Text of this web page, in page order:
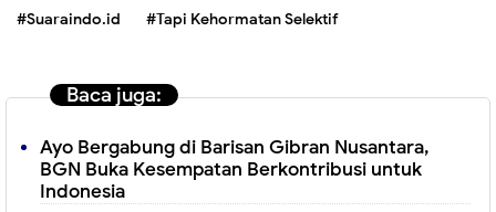
#Suaraindo.id
#Tapi Kehormatan Selektif
Baca juga:
Ayo Bergabung di Barisan Gibran Nusantara,
BGN Buka Kesempatan Berkontribusi untuk
Indonesia